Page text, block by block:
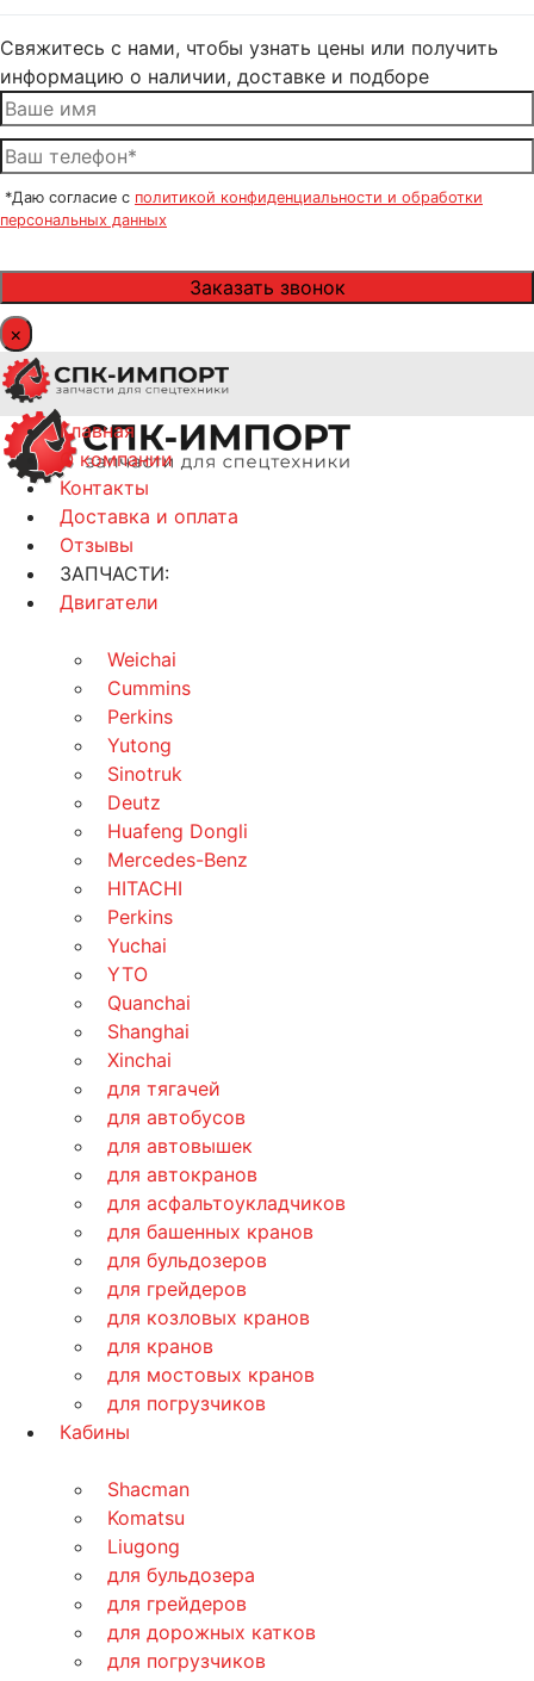
Свяжитесь с нами, чтобы узнать цены или получить
информацию о наличии, доставке и подборе
*Даю согласие с политикой конфиденциальности и обработки
персональных данных
×
Главная
О компании
Контакты
Доставка и оплата
Отзывы
ЗАПЧАСТИ:
Двигатели
Weichai
Cummins
Perkins
Yutong
Sinotruk
Deutz
Huafeng Dongli
Mercedes-Benz
HITACHI
Perkins
Yuchai
YTO
Quanchai
Shanghai
Xinchai
для тягачей
для автобусов
для автовышек
для автокранов
для асфальтоукладчиков
для башенных кранов
для бульдозеров
для грейдеров
для козловых кранов
для кранов
для мостовых кранов
для погрузчиков
Кабины
Shacman
Komatsu
Liugong
для бульдозера
для грейдеров
для дорожных катков
для погрузчиков